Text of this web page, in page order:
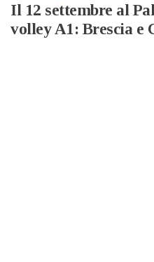
Il 12 settembre al
volley A1: Brescia e